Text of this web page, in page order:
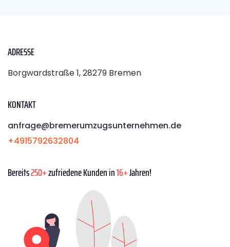
ADRESSE
Borgwardstraße 1, 28279 Bremen
KONTAKT
anfrage@bremerumzugsunternehmen.de
+4915792632804
Bereits250+zufriedene Kunden in16+Jahren!